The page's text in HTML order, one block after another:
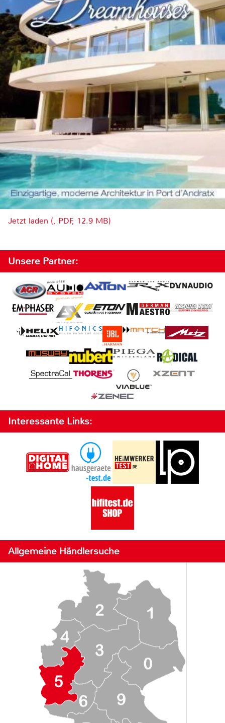
Jetzt laden (, PDF, 12.9 MB)
Unsere Partner:
Interessante Links:
Allgemeine Händlersuche